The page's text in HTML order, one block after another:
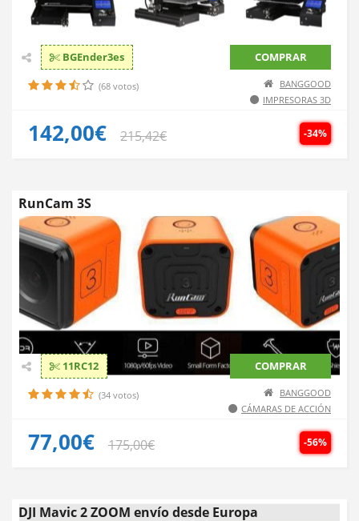
BGEnder3es COMPRAR
(68 votos)
BANGGOOD
IMPRESORAS 3D
-34%
142,00€ 215,42€
RunCam 3S
11RC12 COMPRAR
(34 votos)
BANGGOOD
CÁMARAS DE ACCIÓN
-56%
77,00€ 175,00€
DJI Mavic 2 ZOOM envío desde Europa